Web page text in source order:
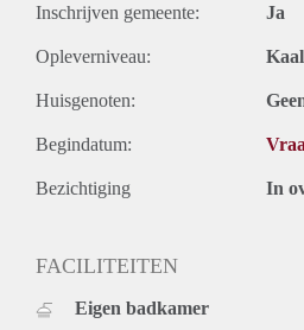
Inschrijven gemeente: Ja
Opleverniveau: Kaal
Huisgenoten:
Begindatum:
Bezichtiging In
FACILITEITEN
Eigen badkamer